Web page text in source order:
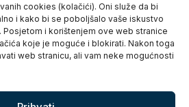
cookies (kolačići). Oni služe da bi
i kako bi se poboljšalo vaše iskustvo
Posjetom i korištenjem ove web stranice
koje je moguće i blokirati. Nakon toga
web stranicu, ali vam neke mogućnosti